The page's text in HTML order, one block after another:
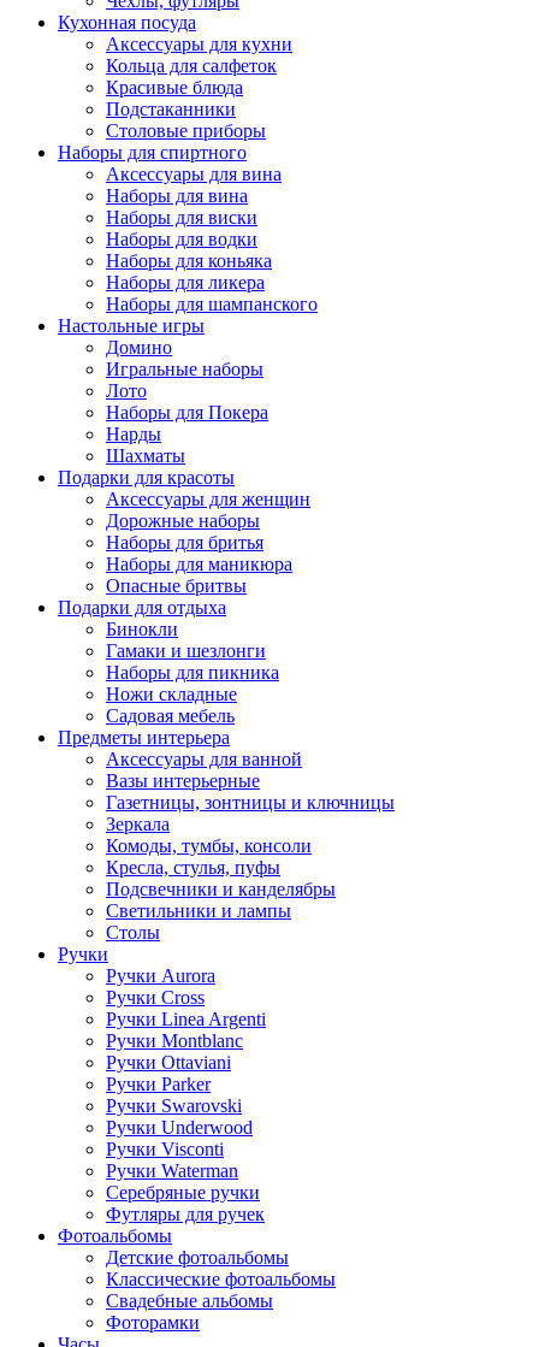
Кухонная посуда
Аксессуары для кухни
Кольца для салфеток
Красивые блюда
Подстаканники
Столовые приборы
Наборы для спиртного
Аксессуары для вина
Наборы для вина
Наборы для виски
Наборы для водки
Наборы для коньяка
Наборы для ликера
Наборы для шампанского
Настольные игры
Домино
Игральные наборы
Лото
Наборы для Покера
Нарды
Шахматы
Подарки для красоты
Аксессуары для женщин
Дорожные наборы
Наборы для бритья
Наборы для маникюра
Опасные бритвы
Подарки для отдыха
Бинокли
Гамаки и шезлонги
Наборы для пикника
Ножи складные
Садовая мебель
Предметы интерьера
Аксессуары для ванной
Вазы интерьерные
Газетницы, зонтницы и ключницы
Зеркала
Комоды, тумбы, консоли
Кресла, стулья, пуфы
Подсвечники и канделябры
Светильники и лампы
Столы
Ручки
Ручки Aurora
Ручки Cross
Ручки Linea Argenti
Ручки Montblanc
Ручки Ottaviani
Ручки Parker
Ручки Swarovski
Ручки Underwood
Ручки Visconti
Ручки Waterman
Серебряные ручки
Футляры для ручек
Фотоальбомы
Детские фотоальбомы
Классические фотоальбомы
Свадебные альбомы
Фоторамки